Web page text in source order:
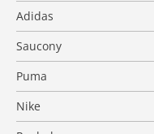
Adidas
Saucony
Puma
Nike